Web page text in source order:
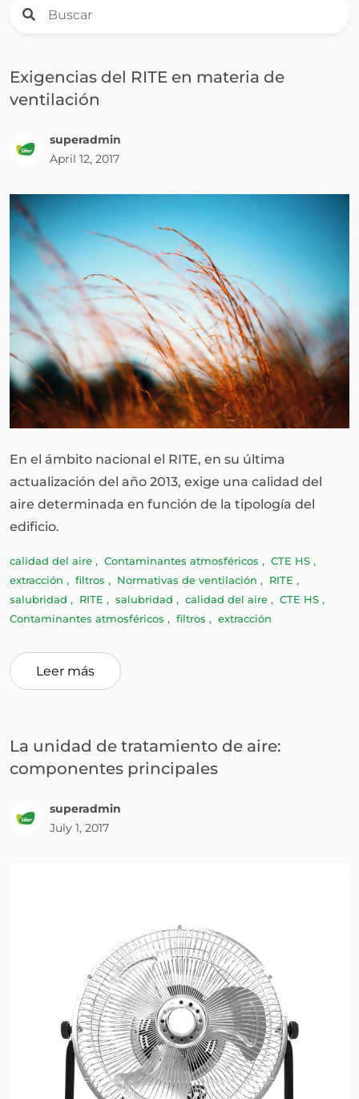
Exigencias del RITE en materia de
ventilación
superadmin
April 12, 2017
En el ámbito nacional el RITE, en su última
actualización del año 2013, exige una calidad del
aire determinada en función de la tipología del
edificio.
calidad del aire , Contaminantes atmosféricos , CTE HS ,
extracción , filtros , Normativas de ventilación , RITE ,
salubridad , RITE , salubridad , calidad del aire , CTE HS ,
Contaminantes atmosféricos , filtros , extracción
Leer más
La unidad de tratamiento de aire:
componentes principales
superadmin
July 1, 2017